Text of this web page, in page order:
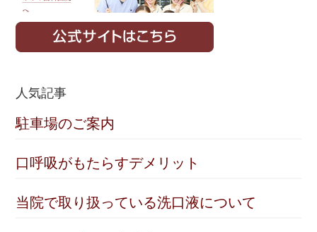
人気記事
駐車場のご案内
口呼吸がもたらすデメリット
当院で取り扱っている洗口液について